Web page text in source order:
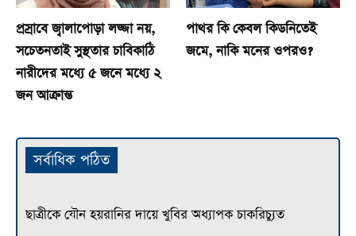
প্রস্রাবে জ্বালাপোড়া লজ্জা নয়,
সচেতনতাই সুস্থতার চাবিকাঠি
নারীদের মধ্যে ৫ জনে মধ্যে ২
জন আক্রান্ত
পাথর কি কেবল কিডনিতেই
জমে, নাকি মনের ওপরও?
সর্বাধিক পঠিত
ছাত্রীকে যৌন হয়রানির দায়ে খুবির অধ্যাপক চাকরিচ্যুত